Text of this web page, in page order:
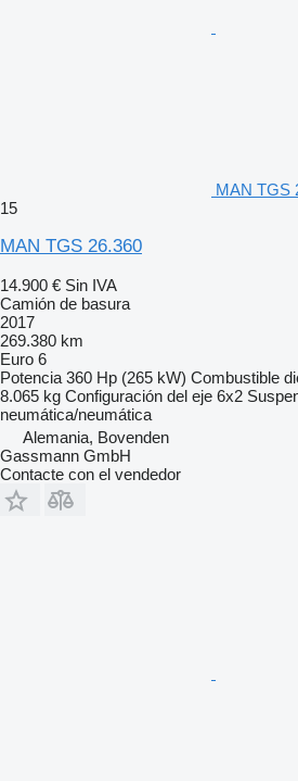
MAN TGS
15
MAN TGS 26.360
14.900 € Sin IVA
Camión de basura
2017
269.380 km
Euro 6
Potencia 360 Hp (265 kW) Combustible
8.065 kg Configuración del eje 6x2
neumática/neumática
Alemania, Bovenden
Gassmann GmbH
Contacte con el vendedor